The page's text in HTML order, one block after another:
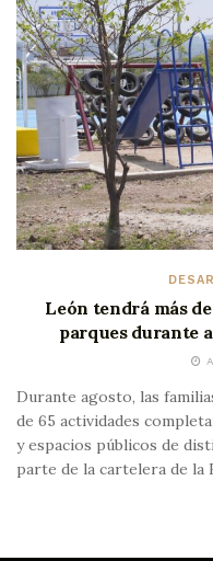
León tendrá más
parques durante
Durante agosto, las
de 65 actividades
y espacios públicos de
parte de la cartelera de la